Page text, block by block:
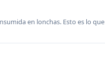
en lonchas. Esto es lo que